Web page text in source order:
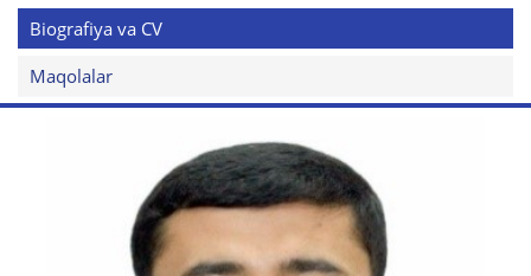
Biografiya va CV
Maqolalar
Assalomu alaykum! TDYU qabul murojaatlari
chatiga xush kelibsiz.
Mavzuni tanlang — keyin shu mavzudagi aniq
savollar chiqadi: